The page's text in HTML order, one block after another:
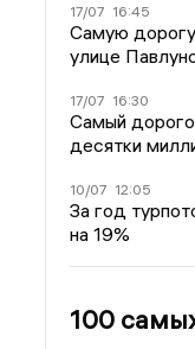
17/07 16:45
Самую
улице
17/07 16:30
Самый
десятки
10/07 12:05
За год
на 19%
100